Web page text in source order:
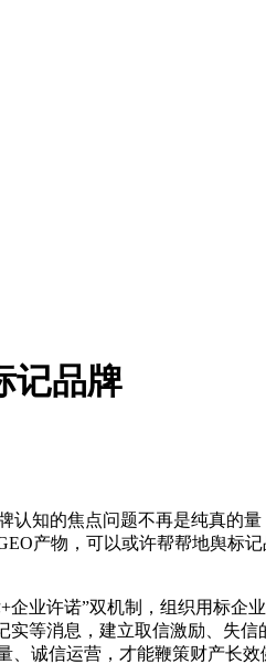
记品牌
的焦点问题不再是纯真的
产物，可以或许帮帮地舆
许诺”双机制，组织用标企
等消息，建立取信激励、失
诚信运营，才能鞭策财产长效